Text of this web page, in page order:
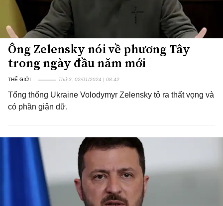
Ông Zelensky nói về phương Tây
trong ngày đầu năm mới
THẾ GIỚI Thứ 3, 02/01/2024 | 08:42
Tổng thống Ukraine Volodymyr Zelensky tỏ ra thất vọng và
có phần giận dữ.